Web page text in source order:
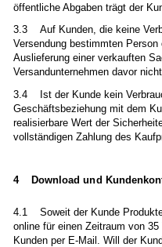
öffentliche Abgaben trägt der
3.3 Auf Kunden, die keine
Versendung bestimmten
Auslieferung einer verkauften
Versandunternehmen davor
3.4 Ist der Kunde kein
Geschäftsbeziehung mit dem
realisierbare Wert der
vollständigen Zahlung des
4 Download und
4.1 Soweit der Kunde
online für einen Zeitraum von
Kunden per E-Mail. Will der